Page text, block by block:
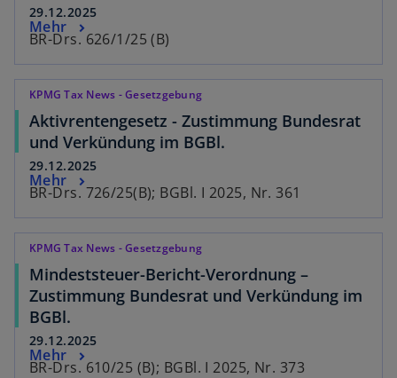
29.12.2025
BR-Drs. 626/1/25 (B)
Mehr
KPMG Tax News - Gesetzgebung
Aktivrentengesetz - Zustimmung Bundesrat
und Verkündung im BGBl.
29.12.2025
BR-Drs. 726/25(B); BGBl. I 2025, Nr. 361
Mehr
KPMG Tax News - Gesetzgebung
Mindeststeuer-Bericht-Verordnung –
Zustimmung Bundesrat und Verkündung im
BGBl.
29.12.2025
BR-Drs. 610/25 (B); BGBl. I 2025, Nr. 373
Mehr